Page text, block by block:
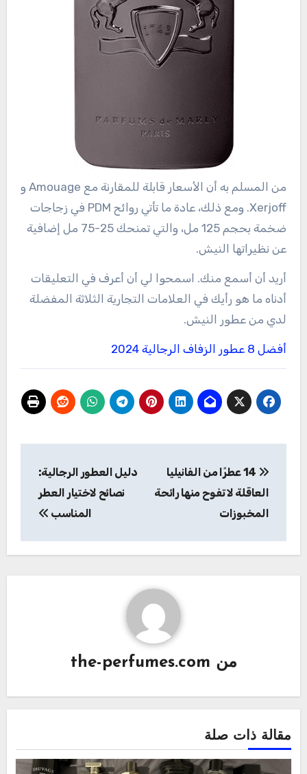
من المسلم به أن الأسعار قابلة للمقارنة مع Amouage و
Xerjoff. ومع ذلك، عادة ما تأتي روائح PDM في زجاجات
ضخمة بحجم 125 مل، والتي تمنحك 25-75 مل إضافية
عن نظيراتها النيش.
أريد أن أسمع منك. اسمحوا لي أن أعرف في التعليقات
أدناه ما هو رأيك في العلامات التجارية الثلاثة المفضلة
لدي من عطور النيش.
أفضل 8 عطور الزفاف الرجالية 2024
المقالات
14 عطرًا من الفانيليا
العاقلة لا تفوح منها رائحة
المخبوزات
دليل العطور الرجالية:
نصائح لاختيار العطر
المناسب
من the-perfumes.com
مقالة ذات صلة